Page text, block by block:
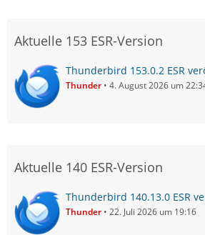
Aktuelle 153 ESR-Version
Thunderbird 153.0.2 ESR
Thunder 4. August 2026 um
Aktuelle 140 ESR-Version
Thunderbird 140.13.0 ESR
Thunder 22. Juli 2026 um 19:16